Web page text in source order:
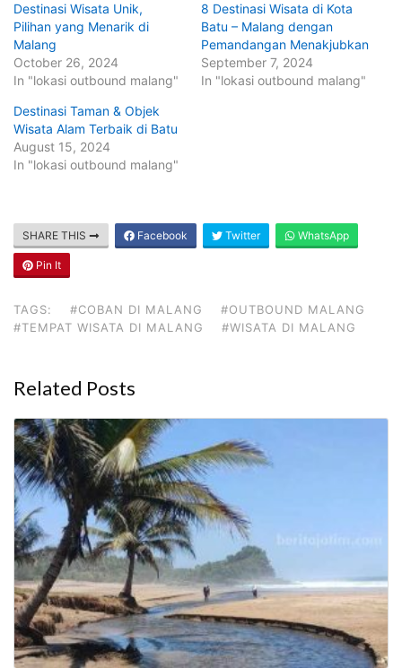
Destinasi Wisata Unik,
Pilihan yang Menarik di
Malang
October 26, 2024
In "lokasi outbound malang"
8 Destinasi Wisata di Kota
Batu – Malang dengan
Pemandangan Menakjubkan
September 7, 2024
In "lokasi outbound malang"
Destinasi Taman & Objek
Wisata Alam Terbaik di Batu
August 15, 2024
In "lokasi outbound malang"
SHARE THIS Facebook Twitter WhatsApp
Pin It
TAGS: #COBAN DI MALANG
#OUTBOUND MALANG
#TEMPAT WISATA DI MALANG
#WISATA DI MALANG
Related Posts